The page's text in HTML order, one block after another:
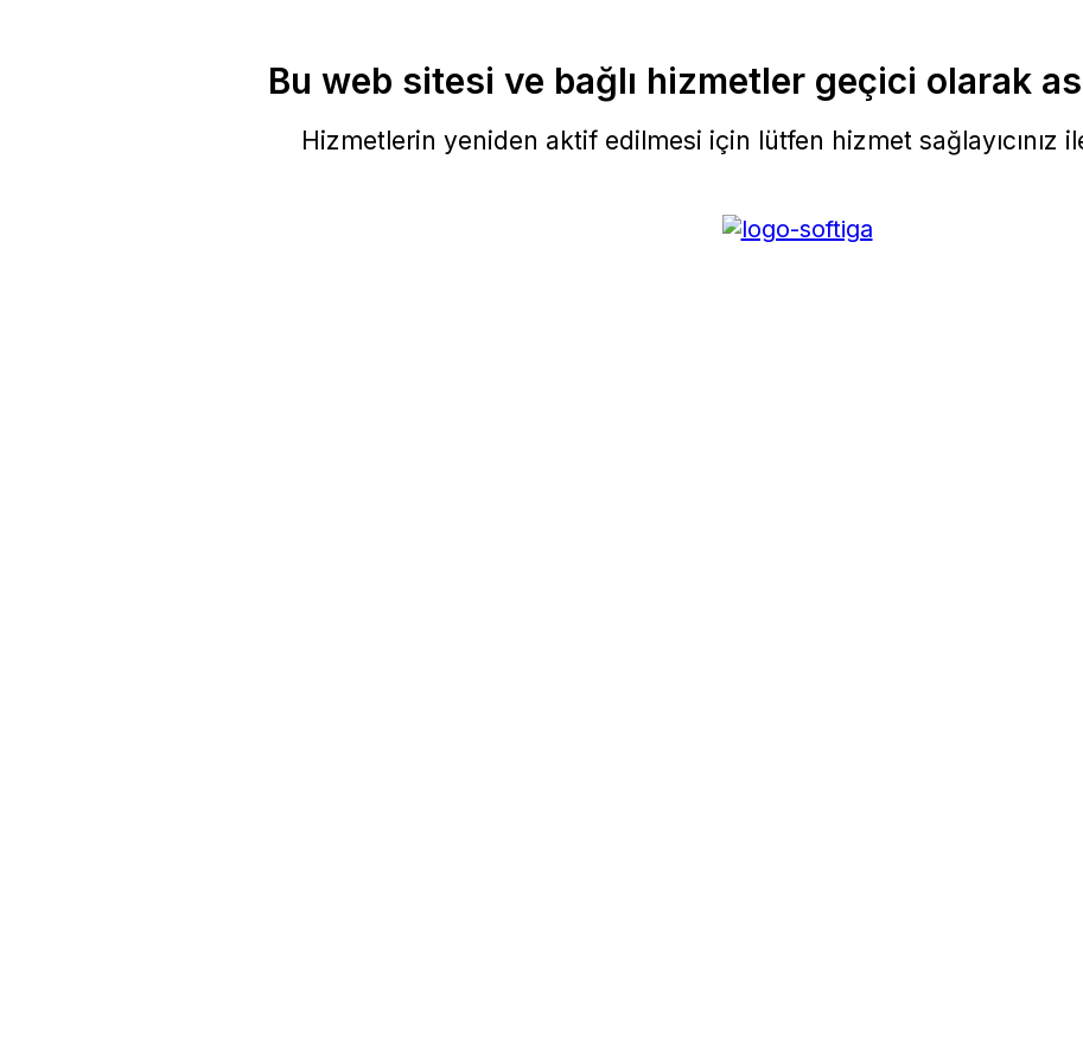
Bu web sitesi ve bağlı hizmetler geçici olarak
Hizmetlerin yeniden aktif edilmesi için lütfen hizmet sağlayıcınız